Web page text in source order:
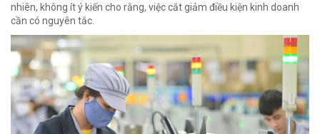
nhiên, không ít ý kiến cho rằng, việc cắt giảm điều kiện kinh doanh
cần có nguyên tắc.